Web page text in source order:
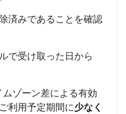
済みであることを確認
で受け取った日から
ゾーン差による有効
利用予定期間に少なく